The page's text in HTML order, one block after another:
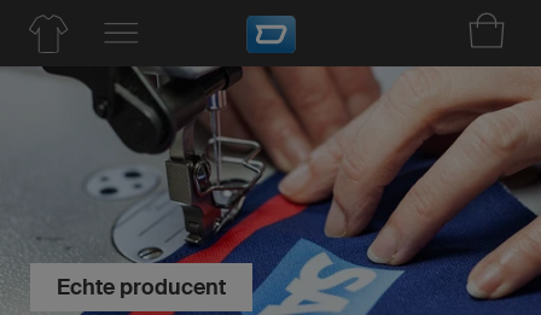
Echte producent